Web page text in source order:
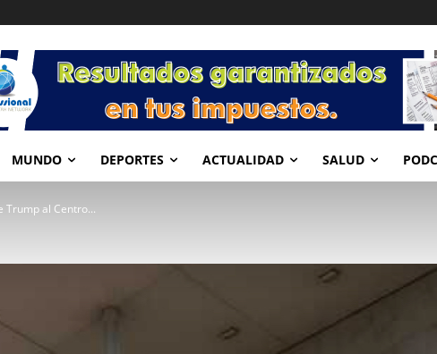
MUNDO DEPORTES ACTUALIDAD SALUD
Trump al Centro...